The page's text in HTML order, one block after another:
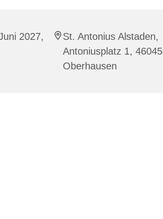
2027,
St. Antonius Alstaden,
Antoniusplatz 1, 46045
Oberhausen